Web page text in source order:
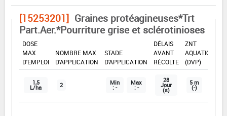
[15253201] Graines protéagineuses*Trt
Part.Aer.*Pourriture grise et sclérotinioses
DOSE
MAX
D'EMPLOI
NOMBRE MAX
D'APPLICATION
STADE
D'APPLICATION
DÉLAIS
AVANT
RÉCOLTE
ZNT
AQUATIQUE
(DVP)
1,5
L/ha 2 Min
: -
Max
: -
28
Jour
(s)
5 m
(-)